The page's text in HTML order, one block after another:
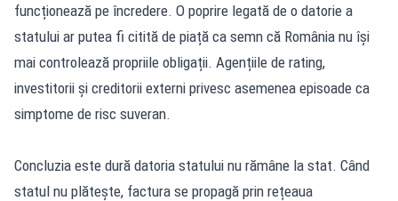
funcționează pe încredere. O poprire legată de o datorie a
statului ar putea fi citită de piață ca semn că România nu își
mai controlează propriile obligații. Agențiile de rating,
investitorii și creditorii externi privesc asemenea episoade ca
simptome de risc suveran.
Concluzia este dură datoria statului nu rămâne la stat. Când
statul nu plătește, factura se propagă prin rețeaua